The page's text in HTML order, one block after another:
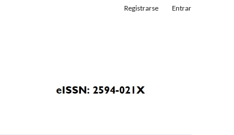
Registrarse Entrar